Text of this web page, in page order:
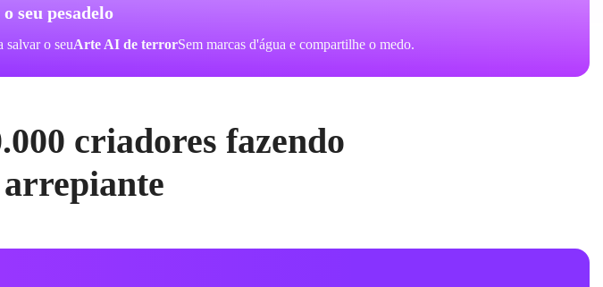
seu pesadelo
salvar o seuArte AI de terrorSem marcas d'água e compartilhe o medo.
criadores fazendo